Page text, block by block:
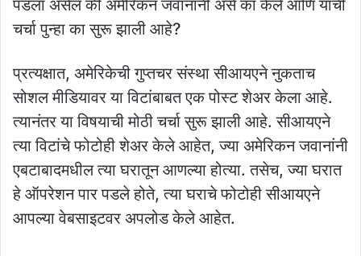
पडला असेल की अमेरिकन जवानांनी असे का केले आणि याची
चर्चा पुन्हा का सुरू झाली आहे?
प्रत्यक्षात, अमेरिकेची गुप्तचर संस्था सीआयएने नुकताच
सोशल मीडियावर या विटांबाबत एक पोस्ट शेअर केला आहे.
त्यानंतर या विषयाची मोठी चर्चा सुरू झाली आहे. सीआयएने
त्या विटांचे फोटोही शेअर केले आहेत, ज्या अमेरिकन जवानांनी
एबटाबादमधील त्या घरातून आणल्या होत्या. तसेच, ज्या घरात
हे ऑपरेशन पार पडले होते, त्या घराचे फोटोही सीआयएने
आपल्या वेबसाइटवर अपलोड केले आहेत.